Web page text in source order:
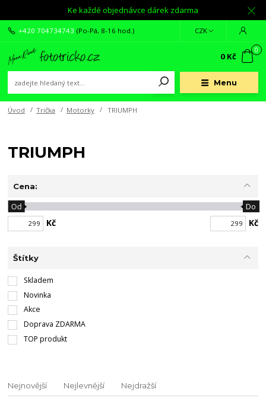
Ke každé objednávce dárek zdarma
Menu
CZK
+420 704734743 (Po-Pá, 8-16 hod.)
0
0 Kč
Úvod Trička Motorky TRIUMPH
TRIUMPH
Cena:
Kč
Od Do
Kč
Štítky
Skladem
Novinka
Akce
Doprava ZDARMA
TOP produkt
Nejnovější Nejlevnější Nejdražší